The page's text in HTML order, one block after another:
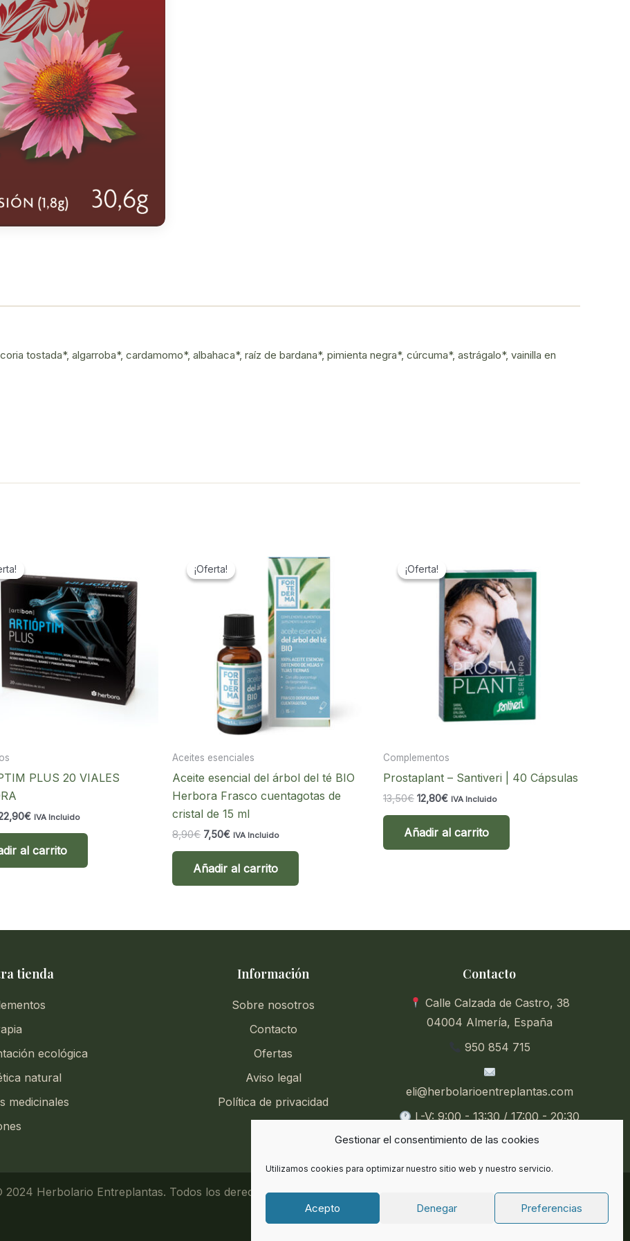
Gestionar el consentimiento de las cookies
Utilizamos cookies para optimizar nuestro sitio web y nuestro servicio.
Acepto Denegar Preferencias
tostada*, algarroba*, cardamomo*, albahaca*, raíz de bardana*, pimienta negra*, cúrcuma*, astrágalo*, vainilla en
PLUS 20 VIALES
€El
es:
22,90€.
IVA Incluido
al carrito
¡Oferta!
¡Oferta!
Aceites esenciales
Aceite esencial del árbol del té BIO
Herbora Frasco cuentagotas de
cristal de 15 ml
8,90€ El
era:
8,90€.
7,50€El
es:
7,50€.
IVA Incluido
Añadir al carrito
¡Oferta!
¡Oferta!
Complementos
Prostaplant – Santiveri | 40 Cápsulas
13,50€ El
era:
13,50€.
12,80€El
es:
12,80€.
IVA Incluido
Añadir al carrito
tienda
ecológica
natural
medicinales
Información
Sobre nosotros
Contacto
Ofertas
Aviso legal
Política de privacidad
Contacto
Calle Calzada de Castro, 38
04004 Almería, España
950 854 715
eli@herbolarioentreplantas.com
L-V: 9:00 - 13:30 / 17:00 - 20:30
Sábados: 9:00 - 13:30
2024 Herbolario Entreplantas. Todos los derechos reservados.